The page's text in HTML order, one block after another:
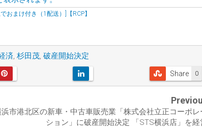
おまけ付き（1配送）]【RCP】
済, 杉田茂, 破産開始決定
0
Share
市港北区の新車・中古車販売業「株式会社立正コーポレ
ション」に破産開始決定 「STS横浜店」を経